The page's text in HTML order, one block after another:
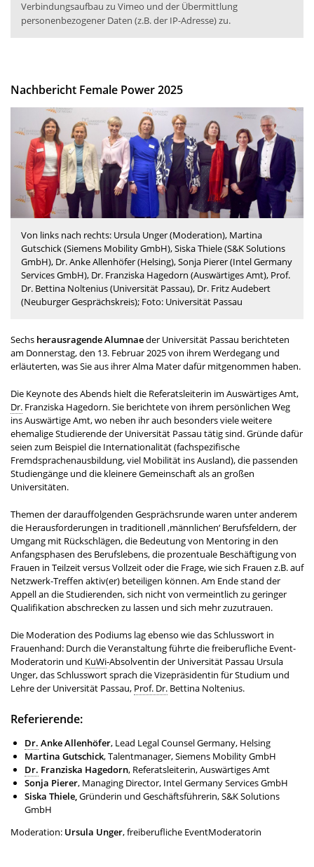
Verbindungsaufbau zu Vimeo und der Übermittlung
personenbezogener Daten (z.B. der IP-Adresse) zu.
Nachbericht Female Power 2025
Von links nach rechts: Ursula Unger (Moderation), Martina
Gutschick (Siemens Mobility GmbH), Siska Thiele (S&K Solutions
GmbH), Dr. Anke Allenhöfer (Helsing), Sonja Pierer (Intel Germany
Services GmbH), Dr. Franziska Hagedorn (Auswärtiges Amt), Prof.
Dr. Bettina Noltenius (Universität Passau), Dr. Fritz Audebert
(Neuburger Gesprächskreis); Foto: Universität Passau
Sechs herausragende Alumnaeder Universität Passau berichteten
am Donnerstag, den 13. Februar 2025 von ihrem Werdegang und
erläuterten, was Sie aus ihrer Alma Mater dafür mitgenommen haben.
Die Keynote des Abends hielt die Referatsleiterin im Auswärtiges Amt,
Dr. Franziska Hagedorn. Sie berichtete von ihrem persönlichen Weg
ins Auswärtige Amt, wo neben ihr auch besonders viele weitere
ehemalige Studierende der Universität Passau tätig sind. Gründe dafür
seien zum Beispiel die Internationalität (fachspezifische
Fremdsprachenausbildung, viel Mobilität ins Ausland), die passenden
Studiengänge und die kleinere Gemeinschaft als an großen
Universitäten.
Themen der darauffolgenden Gesprächsrunde waren unter anderem
die Herausforderungen in traditionell ‚männlichen‘ Berufsfeldern, der
Umgang mit Rückschlägen, die Bedeutung von Mentoring in den
Anfangsphasen des Berufslebens, die prozentuale Beschäftigung von
Frauen in Teilzeit versus Vollzeit oder die Frage, wie sich Frauen z.B. auf
Netzwerk-Treffen aktiv(er) beteiligen können. Am Ende stand der
Appell an die Studierenden, sich nicht von vermeintlich zu geringer
Qualifikation abschrecken zu lassen und sich mehr zuzutrauen.
Die Moderation des Podiums lag ebenso wie das Schlusswort in
Frauenhand: Durch die Veranstaltung führte die freiberufliche Event-
Moderatorin und KuWi-Absolventin der Universität Passau Ursula
Unger, das Schlusswort sprach die Vizepräsidentin für Studium und
Lehre der Universität Passau, Prof. Dr. Bettina Noltenius.
Referierende:
Dr. Anke Allenhöfer, Lead Legal Counsel Germany, Helsing
Martina Gutschick, Talentmanager, Siemens Mobility GmbH
Dr. Franziska Hagedorn, Referatsleiterin, Auswärtiges Amt
Sonja Pierer, Managing Director, Intel Germany Services GmbH
Siska Thiele,Gründerin und Geschäftsführerin, S&K Solutions
GmbH
Moderation: Ursula Unger, freiberufliche EventModeratorin